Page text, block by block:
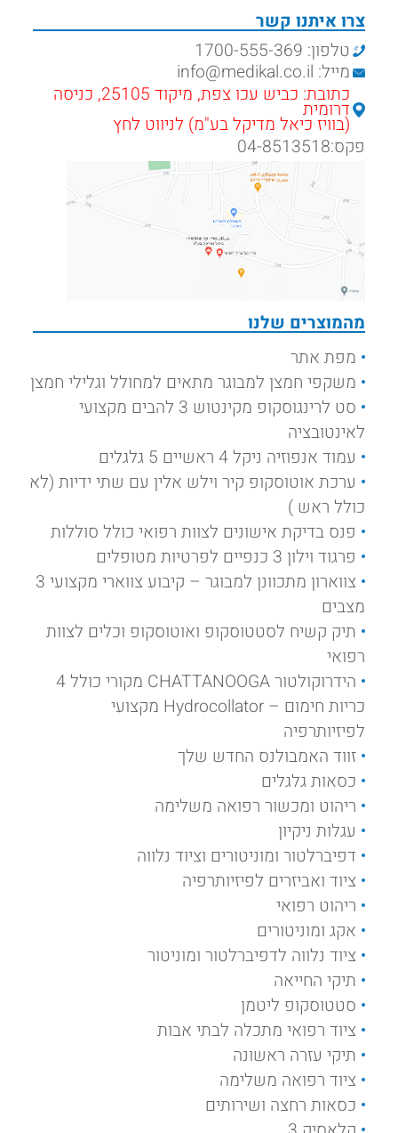
מהמוצרים שלנו
מפת אתר
משקפי חמצן למבוגר מתאים למחולל וגלילי חמצן
סט לרינגוסקופ מקינטוש 3 להבים מקצועי
לאינטובציה
עמוד אנפוזיה ניקל 4 ראשיים 5 גלגלים
ערכת אוטוסקופ קיר וילש אלין עם שתי ידיות (לא
כולל ראש )
פנס בדיקת אישונים לצוות רפואי כולל סוללות
פרגוד וילון 3 כנפיים לפרטיות מטופלים
צווארון מתכוונן למבוגר – קיבוע צווארי מקצועי 3
מצבים
תיק קשיח לסטטוסקופ ואוטוסקופ וכלים לצוות
רפואי
הידרוקולטור CHATTANOOGA מקורי כולל 4
כריות חימום – Hydrocollator מקצועי
לפיזיותרפיה
זווד האמבולנס החדש שלך
כסאות גלגלים
ריהוט ומכשור רפואה משלימה
עגלות ניקיון
דפיברלטור ומוניטורים וציוד נלווה
ציוד ואביזרים לפיזיותרפיה
ריהוט רפואי
אקג ומוניטורים
ציוד נלווה לדפיברלטור ומוניטור
תיקי החייאה
סטטוסקופ ליטמן
ציוד רפואי מתכלה לבתי אבות
תיקי עזרה ראשונה
ציוד רפואה משלימה
כסאות רחצה ושירותים
צרו איתנו קשר
טלפון: 1700-555-369
מייל: info@medikal.co.il
כתובת: כביש עכו צפת, מיקוד 25105, כניסה
דרומית
(בוויז כיאל מדיקל בע"מ) לניווט לחץ
פקס:04-8513518